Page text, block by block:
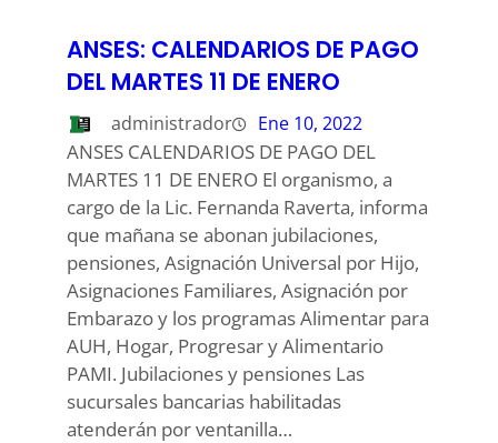
ANSES: CALENDARIOS DE PAGO
DEL MARTES 11 DE ENERO
administrador Ene 10, 2022
ANSES CALENDARIOS DE PAGO DEL
MARTES 11 DE ENERO El organismo, a
cargo de la Lic. Fernanda Raverta, informa
que mañana se abonan jubilaciones,
pensiones, Asignación Universal por Hijo,
Asignaciones Familiares, Asignación por
Embarazo y los programas Alimentar para
AUH, Hogar, Progresar y Alimentario
PAMI. Jubilaciones y pensiones Las
sucursales bancarias habilitadas
atenderán por ventanilla…